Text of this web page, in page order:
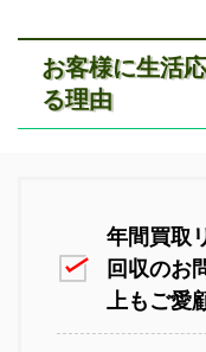
お客様に生活
る理由
年間買取
回収のお
上もご愛